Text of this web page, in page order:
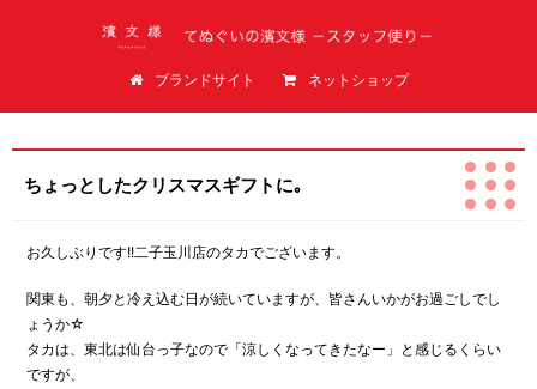
ブランドサイト ネットショップ
ちょっとしたクリスマスギフトに｡
お久しぶりです!!二子玉川店のタカでございます。
関東も、朝夕と冷え込む日が続いていますが、皆さんいかがお過ごしでし
ょうか☆
タカは、東北は仙台っ子なので「涼しくなってきたなー」と感じるくらい
ですが、